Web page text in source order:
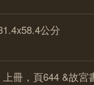
公分
冊，頁644 &故宮